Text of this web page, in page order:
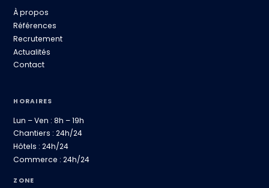
À propos
Références
Recrutement
Actualités
Contact
HORAIRES
Lun – Ven : 8h – 19h
Chantiers : 24h/24
Hôtels : 24h/24
Commerce : 24h/24
ZONE